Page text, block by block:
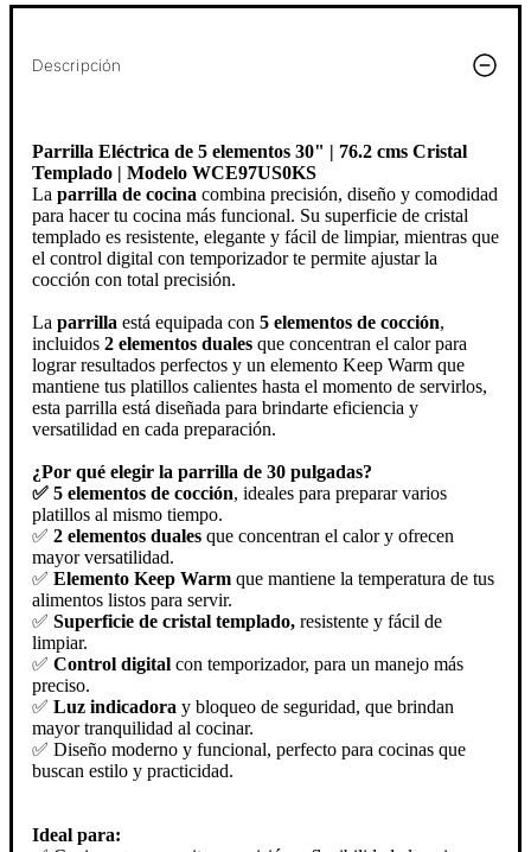
Descripción
Parrilla Eléctrica de 5 elementos 30" | 76.2 cms Cristal
Templado | Modelo WCE97US0KS
La parrilla de cocina combina precisión, diseño y comodidad
para hacer tu cocina más funcional. Su superficie de cristal
templado es resistente, elegante y fácil de limpiar, mientras que
el control digital con temporizador te permite ajustar la
cocción con total precisión.
La parrilla está equipada con 5 elementos de cocción,
incluidos 2 elementos duales que concentran el calor para
lograr resultados perfectos y un elemento Keep Warm que
mantiene tus platillos calientes hasta el momento de servirlos,
esta parrilla está diseñada para brindarte eficiencia y
versatilidad en cada preparación.
¿Por qué elegir la parrilla de 30 pulgadas?
✅ 5 elementos de cocción, ideales para preparar varios
platillos al mismo tiempo.
✅ 2 elementos duales que concentran el calor y ofrecen
mayor versatilidad.
✅ Elemento Keep Warm que mantiene la temperatura de tus
alimentos listos para servir.
✅ Superficie de cristal templado, resistente y fácil de
limpiar.
✅ Control digital con temporizador, para un manejo más
preciso.
✅ Luz indicadora y bloqueo de seguridad, que brindan
mayor tranquilidad al cocinar.
✅ Diseño moderno y funcional, perfecto para cocinas que
buscan estilo y practicidad.
Ideal para: